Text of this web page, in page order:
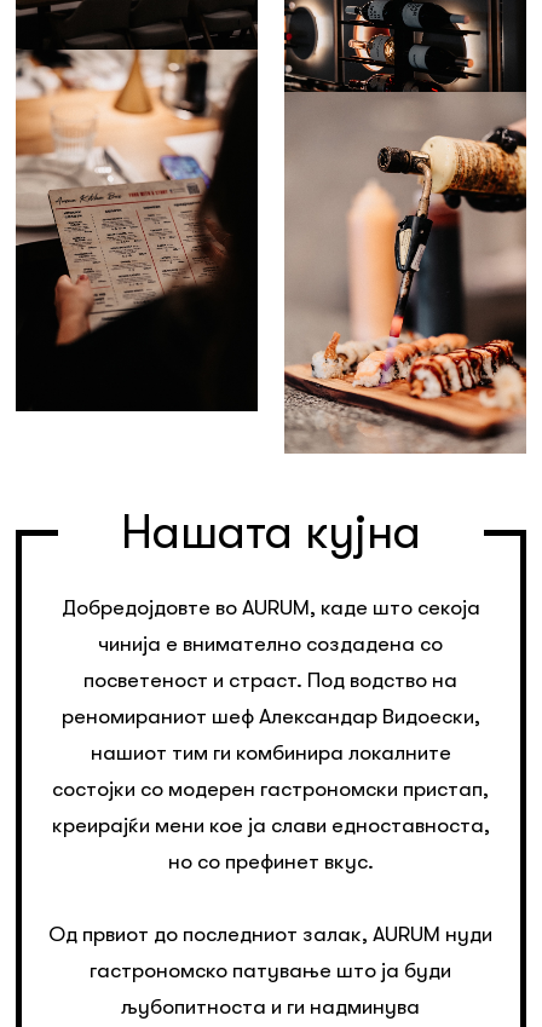
Нашата кујна
Добредојдовте во AURUM, каде што секоја
чинија е внимателно создадена со
посветеност и страст. Под водство на
реномираниот шеф Александар Видоески,
нашиот тим ги комбинира локалните
состојки со модерен гастрономски пристап,
креирајќи мени кое ја слави едноставноста,
но со префинет вкус.
Од првиот до последниот залак, AURUM нуди
гастрономско патување што ја буди
љубопитноста и ги надминува